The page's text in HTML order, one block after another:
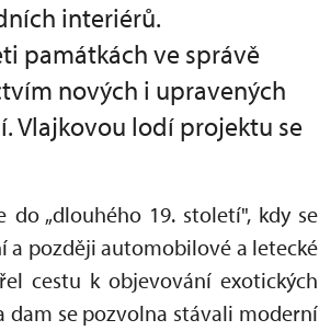
interiérů.
památkách ve správě
nových i upravených
Vlajkovou lodí projektu se
do „dlouhého 19. století", kdy se
a později automobilové a letecké
cestu k objevování exotických
dam se pozvolna stávali moderní